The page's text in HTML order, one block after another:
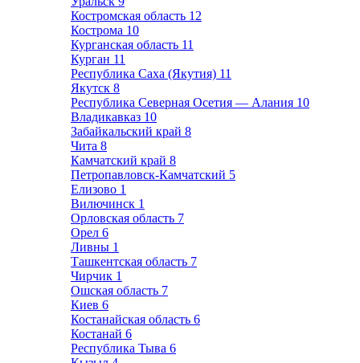
Костромская область 12
Кострома 10
Курганская область 11
Курган 11
Республика Саха (Якутия) 11
Якутск 8
Республика Северная Осетия — Алания 10
Владикавказ 10
Забайкальский край 8
Чита 8
Камчатский край 8
Петропавловск-Камчатский 5
Елизово 1
Вилючинск 1
Орловская область 7
Орел 6
Ливны 1
Ташкентская область 7
Чирчик 1
Ошская область 7
Киев 6
Костанайская область 6
Костанай 6
Республика Тыва 6